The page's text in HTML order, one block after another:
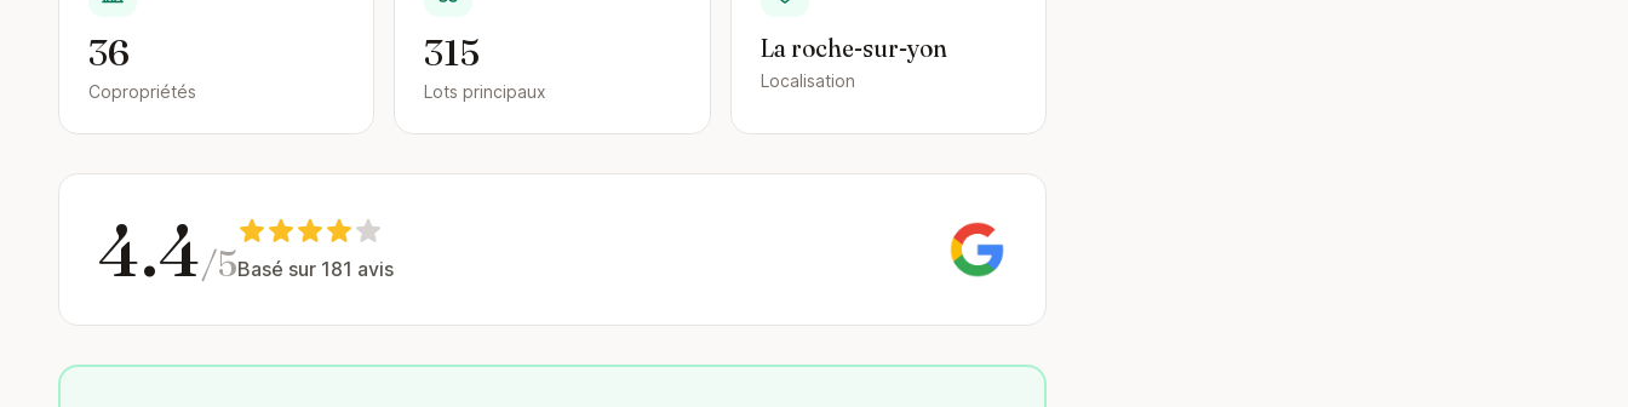
36
Copropriétés
315
Lots principaux
La roche-sur-yon
Localisation
4.4/5Basé sur 181 avis